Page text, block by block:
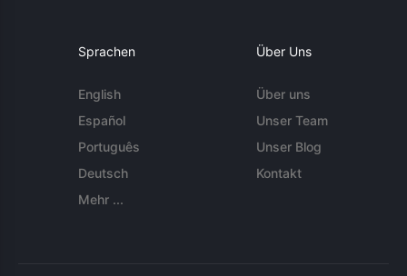
Sprachen
English
Español
Português
Deutsch
Mehr ...
Über Uns
Über uns
Unser Team
Unser Blog
Kontakt